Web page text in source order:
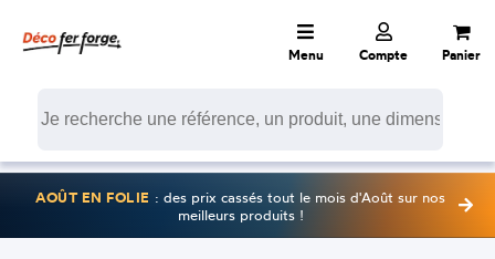
Menu Compte Panier
AOÛT EN FOLIE : des prix cassés tout le mois d'Août sur nos
meilleurs produits !